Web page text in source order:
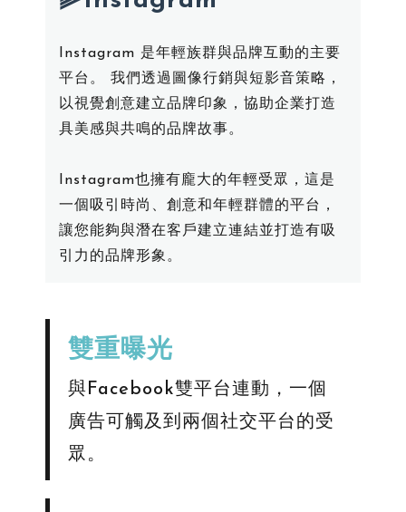
Instagram 是年輕族群與品牌互動的主要
平台。 我們透過圖像行銷與短影音策略，
以視覺創意建立品牌印象，協助企業打造
具美感與共鳴的品牌故事。
Instagram也擁有龐大的年輕受眾，這是
一個吸引時尚、創意和年輕群體的平台，
讓您能夠與潛在客戶建立連結並打造有吸
引力的品牌形象。
雙重曝光
與Facebook雙平台連動，一個
廣告可觸及到兩個社交平台的受
眾。